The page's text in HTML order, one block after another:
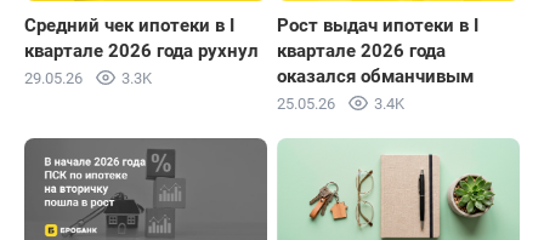
Республика
Ингушетия
84 3,7
Чукотский
53
Ненецкий
автономный
округ
33 6,45
Средний чек ипотеки в I
квартале 2026 года рухнул
29.05.26 3.3K
Рост выдач ипотеки в I
квартале 2026 года
оказался обманчивым
25.05.26 3.4K